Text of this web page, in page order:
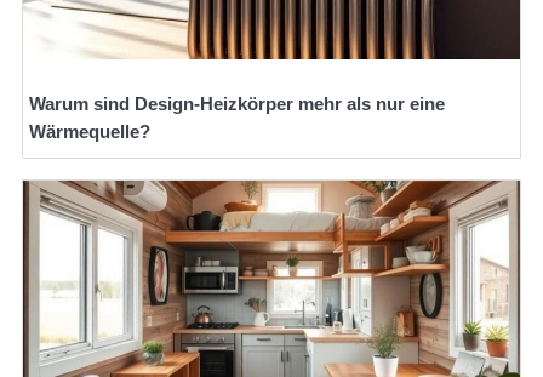
Warum sind Design-Heizkörper mehr als nur eine
Wärmequelle?